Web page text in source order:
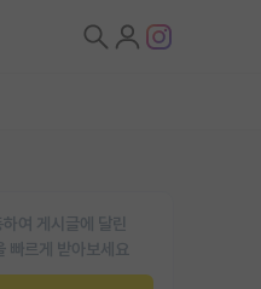
여 게시글에 달린
빠르게 받아보세요